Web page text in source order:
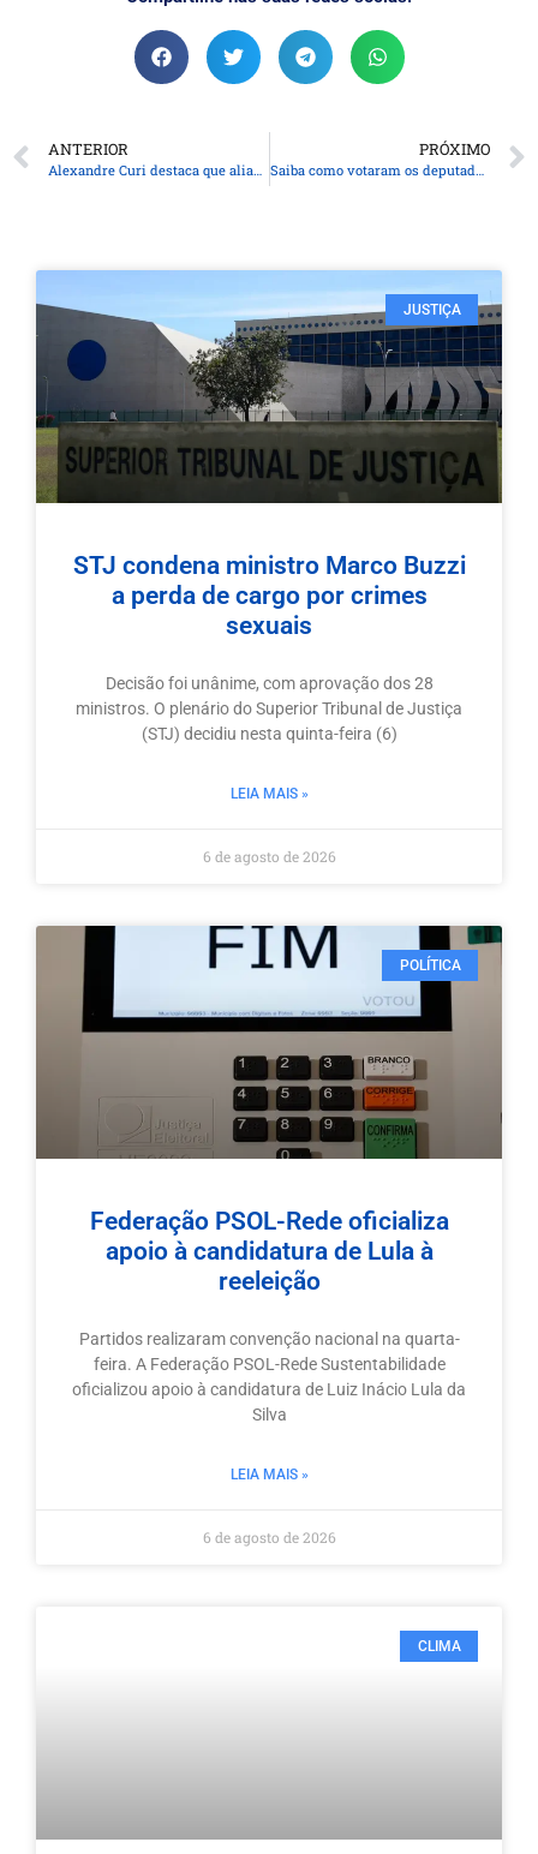
ANTERIOR
Alexandre Curi destaca que aliança entre Republicanos e PSD defende avanços do Paraná na gestão Ratinho Junior
PRÓXIMO
Saiba como votaram os deputados na PEC que acaba com a escala 6×1
JUSTIÇA
STJ condena ministro Marco Buzzi
a perda de cargo por crimes
sexuais
Decisão foi unânime, com aprovação dos 28
ministros. O plenário do Superior Tribunal de Justiça
(STJ) decidiu nesta quinta-feira (6)
LEIA MAIS »
6 de agosto de 2026
POLÍTICA
Federação PSOL-Rede oficializa
apoio à candidatura de Lula à
reeleição
Partidos realizaram convenção nacional na quarta-
feira. A Federação PSOL-Rede Sustentabilidade
oficializou apoio à candidatura de Luiz Inácio Lula da
Silva
LEIA MAIS »
6 de agosto de 2026
CLIMA